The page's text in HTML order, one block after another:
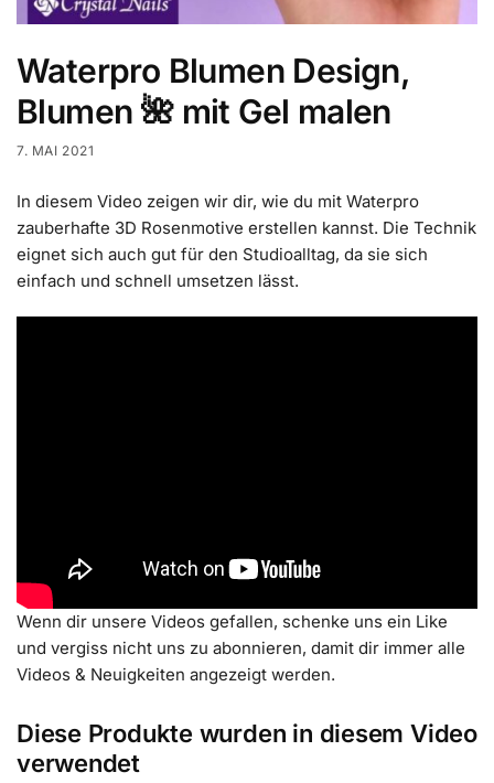
Waterpro Blumen Design,
Blumen 🌺 mit Gel malen
7. MAI 2021
In diesem Video zeigen wir dir, wie du mit Waterpro
zauberhafte 3D Rosenmotive erstellen kannst. Die Technik
eignet sich auch gut für den Studioalltag, da sie sich
einfach und schnell umsetzen lässt.
Wenn dir unsere Videos gefallen, schenke uns ein Like
und vergiss nicht uns zu abonnieren, damit dir immer alle
Videos & Neuigkeiten angezeigt werden.
Diese Produkte wurden in diesem Video
verwendet